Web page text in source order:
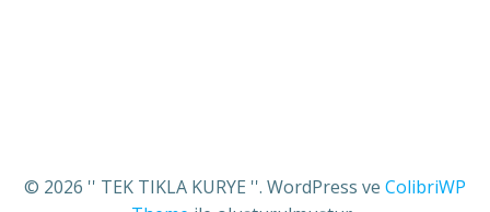
© 2026 '' TEK TIKLA KURYE ''. WordPress ve ColibriWP